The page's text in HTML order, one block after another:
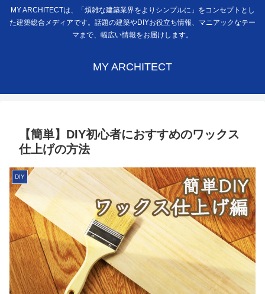
MY ARCHITECTは、「煩雑な建築業界をよりシンプルに」をコンセプトとし
た建築総合メディアです。話題の建築やDIYお役立ち情報、マニアックなテー
マまで、幅広い情報をお届けします。
MY ARCHITECT
【簡単】DIY初心者におすすめのワックス
仕上げの方法
DIY